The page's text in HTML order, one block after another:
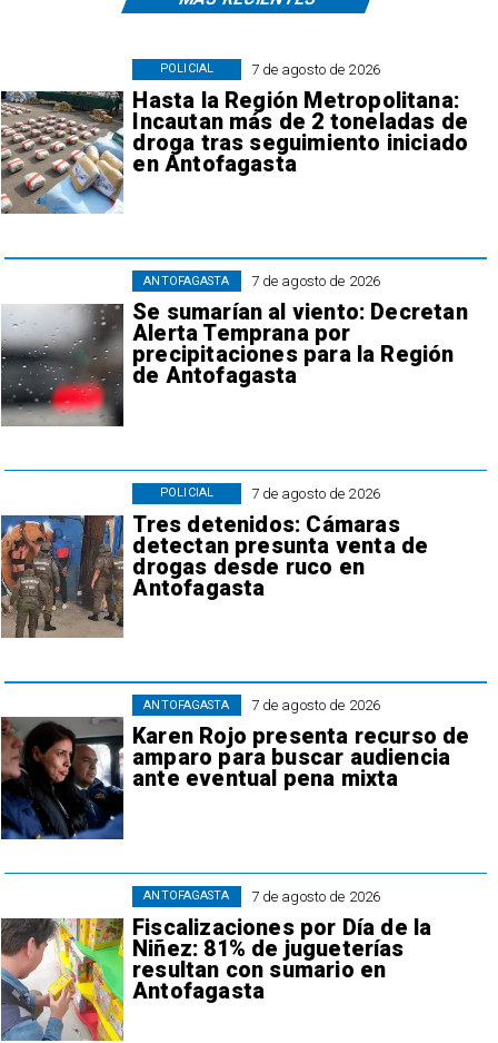
7 de agosto de 2026
Hasta la Región Metropolitana:
Incautan más de 2 toneladas de
droga tras seguimiento iniciado
en Antofagasta
POLICIAL
7 de agosto de 2026
Se sumarían al viento: Decretan
Alerta Temprana por
precipitaciones para la Región
de Antofagasta
ANTOFAGASTA
7 de agosto de 2026
Tres detenidos: Cámaras
detectan presunta venta de
drogas desde ruco en
Antofagasta
POLICIAL
7 de agosto de 2026
Karen Rojo presenta recurso de
amparo para buscar audiencia
ante eventual pena mixta
ANTOFAGASTA
7 de agosto de 2026
Fiscalizaciones por Día de la
Niñez: 81% de jugueterías
resultan con sumario en
Antofagasta
ANTOFAGASTA